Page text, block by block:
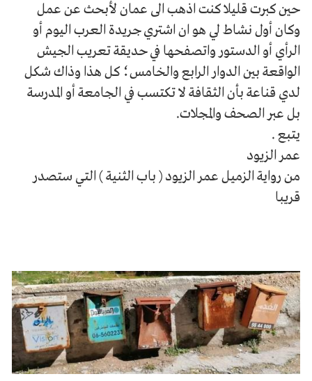
حين كبرت قليلا كنت اذهب الى عمان لأبحث عن عمل
وكان أول نشاط لي هو ان اشتري جريدة العرب اليوم أو
الرأي أو الدستور واتصفحها في حديقة تعريب الجيش
الواقعة بين الدوار الرابع والخامس؛ كل هذا وذاك شكل
لدي قناعة بأن الثقافة لا تكتسب في الجامعة أو المدرسة
بل عبر الصحف والمجلات.
يتبع .
عمر الزيود
من رواية الزميل عمر الزيود ( باب الثنية ) التي ستصدر
قريبا